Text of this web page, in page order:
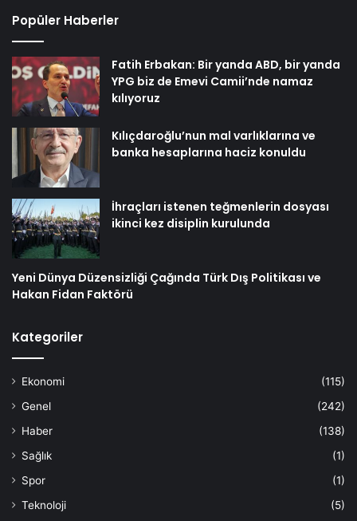
Popüler Haberler
Fatih Erbakan: Bir yanda ABD, bir yanda
YPG biz de Emevi Camii’nde namaz
kılıyoruz
Kılıçdaroğlu’nun mal varlıklarına ve
banka hesaplarına haciz konuldu
İhraçları istenen teğmenlerin dosyası
ikinci kez disiplin kurulunda
Yeni Dünya Düzensizliği Çağında Türk Dış Politikası ve
Hakan Fidan Faktörü
Kategoriler
Ekonomi
(115)
Genel
(242)
Haber
(138)
Sağlık
(1)
Spor
(1)
Teknoloji
(5)